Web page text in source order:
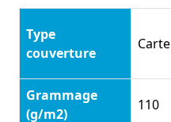
Type
couverture
Carte
Grammage
(g/m2)
110